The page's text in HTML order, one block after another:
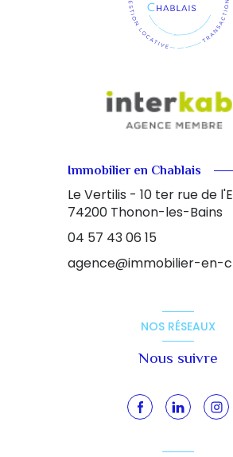
Immobilier en Chablais
Le Vertilis - 10 ter rue de
74200 Thonon-les-Bains
04 57 43 06 15
agence@immobilier-en-
NOS RÉSEAUX
Nous suivre